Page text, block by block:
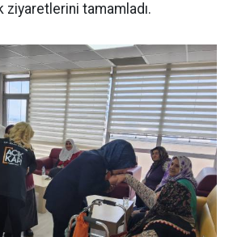
ziyaretlerini tamamladı.